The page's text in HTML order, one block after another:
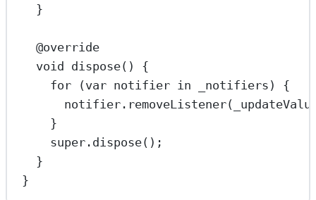
}
@override
void
dispose() {
for (var notifier in _notifiers) {
notifier. removeListener
}
super . dispose();
}
}